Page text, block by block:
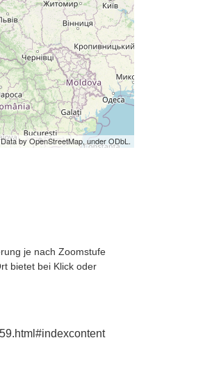
by OpenStreetMap, under ODbL.
je nach Zoomstufe
bietet bei Klick oder